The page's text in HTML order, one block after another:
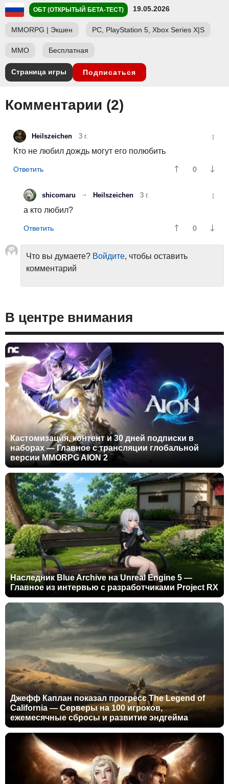
ОБТ (ОТКРЫТЫЙ БЕТА-ТЕСТ) 19.05.2026
MMORPG | Экшен PC, PlayStation 5, Xbox Series X|S
ММО Бесплатная
Страница игры Подписаться
Комментарии (2)
Heilszeichen 3 г.
Кто не любил дождь могут его полюбить
0
shicomaru Heilszeichen 3 г.
а кто любил?
0
Что вы думаете? Войдите, чтобы оставить
комментарий
В центре внимания
Кастомизация, контент и 30 дней подписки в
наборах — Главное с трансляции глобальной
версии MMORPG AION 2
Наследник Blue Archive на Unreal Engine 5 —
Главное из интервью с разработчиками Project RX
Джефф Каплан показал прогресс The Legend of
California — Серверы на 100 игроков,
ежемесячные сбросы и развитие эндгейма